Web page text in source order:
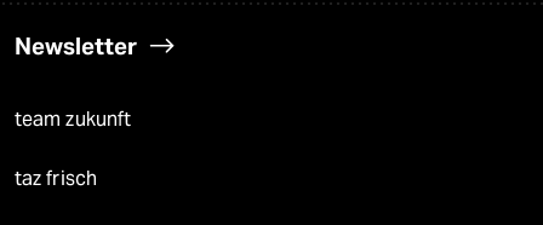
Newsletter
team zukunft
taz frisch